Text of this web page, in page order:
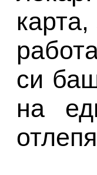
си
на